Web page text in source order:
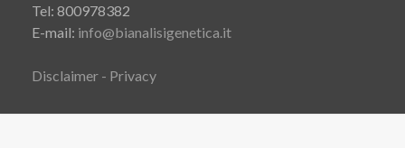
Tel: 800978382
E-mail: info@bianalisigenetica.it
Disclaimer - Privacy